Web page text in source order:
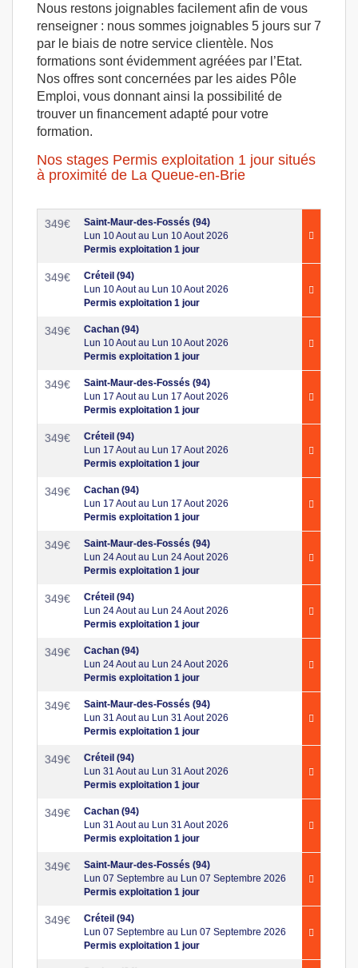
Nous restons joignables facilement afin de vous
renseigner : nous sommes joignables 5 jours sur 7
par le biais de notre service clientèle. Nos
formations sont évidemment agréées par l’Etat.
Nos offres sont concernées par les aides Pôle
Emploi, vous donnant ainsi la possibilité de
trouver un financement adapté pour votre
formation.
Nos stages Permis exploitation 1 jour situés
à proximité de La Queue-en-Brie
349€
Saint-Maur-des-Fossés (94)
Lun 10 Aout au Lun 10 Aout 2026
Permis exploitation 1 jour
349€
Créteil (94)
Lun 10 Aout au Lun 10 Aout 2026
Permis exploitation 1 jour
349€
Cachan (94)
Lun 10 Aout au Lun 10 Aout 2026
Permis exploitation 1 jour
349€
Saint-Maur-des-Fossés (94)
Lun 17 Aout au Lun 17 Aout 2026
Permis exploitation 1 jour
349€
Créteil (94)
Lun 17 Aout au Lun 17 Aout 2026
Permis exploitation 1 jour
349€
Cachan (94)
Lun 17 Aout au Lun 17 Aout 2026
Permis exploitation 1 jour
349€
Saint-Maur-des-Fossés (94)
Lun 24 Aout au Lun 24 Aout 2026
Permis exploitation 1 jour
349€
Créteil (94)
Lun 24 Aout au Lun 24 Aout 2026
Permis exploitation 1 jour
349€
Cachan (94)
Lun 24 Aout au Lun 24 Aout 2026
Permis exploitation 1 jour
349€
Saint-Maur-des-Fossés (94)
Lun 31 Aout au Lun 31 Aout 2026
Permis exploitation 1 jour
349€
Créteil (94)
Lun 31 Aout au Lun 31 Aout 2026
Permis exploitation 1 jour
349€
Cachan (94)
Lun 31 Aout au Lun 31 Aout 2026
Permis exploitation 1 jour
349€
Saint-Maur-des-Fossés (94)
Lun 07 Septembre au Lun 07 Septembre 2026
Permis exploitation 1 jour
349€
Créteil (94)
Lun 07 Septembre au Lun 07 Septembre 2026
Permis exploitation 1 jour